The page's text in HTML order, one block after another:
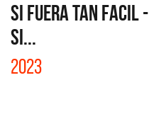
SI FUERA TAN FACIL -
SI...
2023